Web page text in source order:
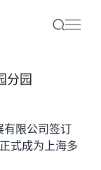
分园
有限公司签订
式成为上海多